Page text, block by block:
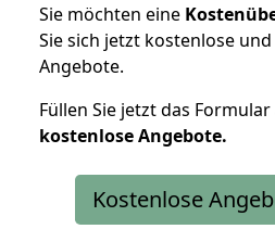
Sie möchten eine
Sie sich jetzt kostenlose
Angebote.
Füllen Sie jetzt das
kostenloseAngebote.
Kostenlose